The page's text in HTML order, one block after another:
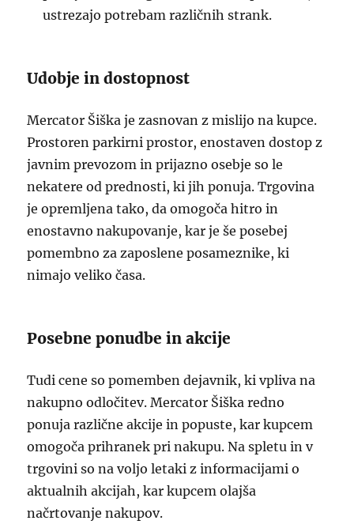
ustrezajo potrebam različnih strank.
Udobje in dostopnost
Mercator Šiška je zasnovan z mislijo na kupce.
Prostoren parkirni prostor, enostaven dostop z
javnim prevozom in prijazno osebje so le
nekatere od prednosti, ki jih ponuja. Trgovina
je opremljena tako, da omogoča hitro in
enostavno nakupovanje, kar je še posebej
pomembno za zaposlene posameznike, ki
nimajo veliko časa.
Posebne ponudbe in akcije
Tudi cene so pomemben dejavnik, ki vpliva na
nakupno odločitev. Mercator Šiška redno
ponuja različne akcije in popuste, kar kupcem
omogoča prihranek pri nakupu. Na spletu in v
trgovini so na voljo letaki z informacijami o
aktualnih akcijah, kar kupcem olajša
načrtovanje nakupov.